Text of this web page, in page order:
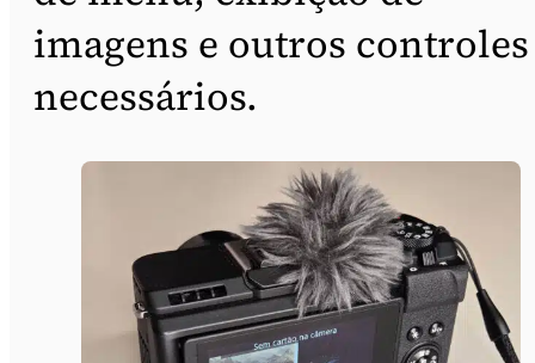
imagens e outros controles
necessários.